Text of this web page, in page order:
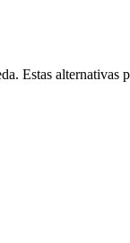
Estas alternativas